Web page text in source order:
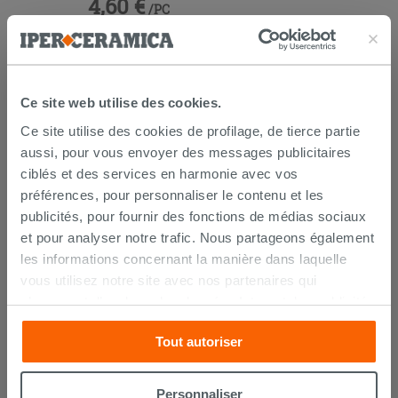
Ce site web utilise des cookies.
Ce site utilise des cookies de profilage, de tierce partie
aussi, pour vous envoyer des messages publicitaires
ciblés et des services en harmonie avec vos
préférences, pour personnaliser le contenu et les
publicités, pour fournir des fonctions de médias sociaux
et pour analyser notre trafic. Nous partageons également
les informations concernant la manière dans laquelle
vous utilisez notre site avec nos partenaires qui
s’occupent d’analyser les données Internet, les publicités
et les réseaux sociaux. Lesdits partenaires pourraient
combiner ces informations avec d’autres que vous leur
avez fournies ou qu’ils ont recueillies à partir de votre
utilisation sur leurs services. Si vous souhaitez en savoir
Tout autoriser
Personnaliser
4,60 € /PC
AJOUTER AU PANIER
LIVRAISON GARANTIE
Votre commande seralivrée chez vous en 15 jours
Les échantillons sont habituellement livrés en
quelques jours.
IPERCERAMICA collabore depuis de nombreuses
années avec les plus grandsspécialistes des